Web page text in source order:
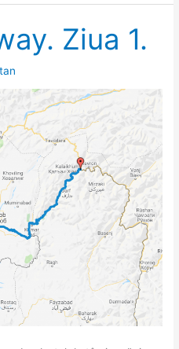
Ziua 1.